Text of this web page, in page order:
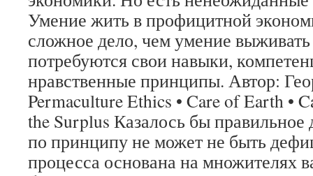
Умение жить в профицитной
сложное дело, чем умение
потребуются свои навыки,
нравственные принципы. Автор:
Permaculture Ethics • Care of Earth •
the Surplus Казалось бы правильное
по принципу не может не быть
процесса основана на множителях